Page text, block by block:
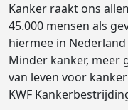
Kanker raakt ons
45.000 mensen als
hiermee in
Minder kanker, meer
van leven voor
KWF